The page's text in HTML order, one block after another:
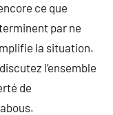
ce que
par ne
la situation.
l’ensemble
de